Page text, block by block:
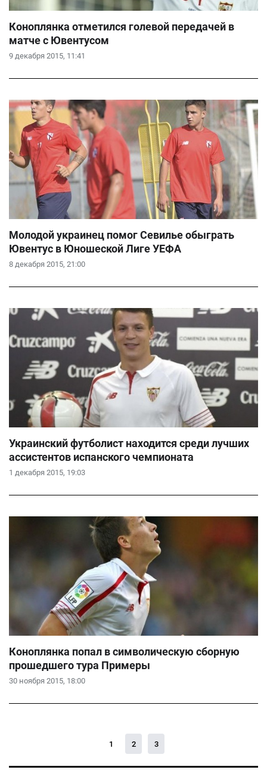
9 декабря 2015, 11:41
Коноплянка отметился голевой передачей в
матче с Ювентусом
8 декабря 2015, 21:00
Молодой украинец помог Севилье обыграть
Ювентус в Юношеской Лиге УЕФА
1 декабря 2015, 19:03
Украинский футболист находится среди лучших
ассистентов испанского чемпионата
30 ноября 2015, 18:00
Коноплянка попал в символическую сборную
прошедшего тура Примеры
1 2 3